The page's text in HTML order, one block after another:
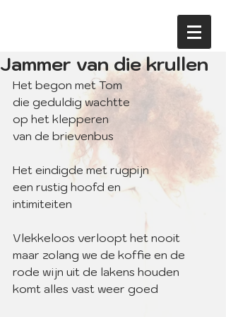
Jammer van die krullen
Het begon met Tom
die geduldig wachtte
op het klepperen
van de brievenbus
Het eindigde met rugpijn
een rustig hoofd en
intimiteiten
Vlekkeloos verloopt het nooit
maar zolang we de koffie en de
rode wijn uit de lakens houden
komt alles vast weer goed